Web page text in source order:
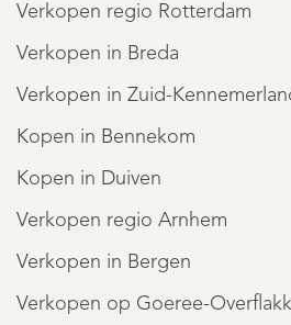
Verkopen regio Rotterdam
Verkopen in Breda
Verkopen in Zuid-
Kopen in Bennekom
Kopen in Duiven
Verkopen regio Arnhem
Verkopen in Bergen
Verkopen op Goeree-